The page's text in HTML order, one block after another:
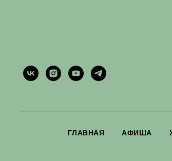
ГЛАВНАЯ АФИША